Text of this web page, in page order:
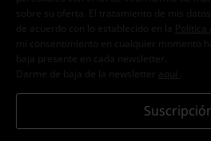
sobre su oferta. El tratamiento de mis
de acuerdo con lo establecido en la
mi consentimiento en cualquier momento
baja presente en cada newsletter.
Darme de baja de la newsletter
aquí